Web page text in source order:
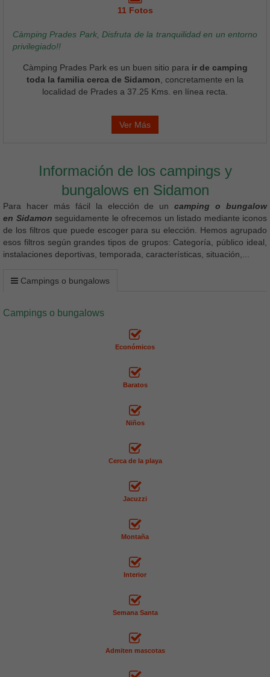
11 Fotos
Càmping Prades Park, Disfruta de la tranquilidad en un entorno
privilegiado!!
Càmping Prades Park es un buen sitio para ir de camping
toda la familia cerca de Sidamon , concretamente en la
localidad de Prades a 37.25 Kms. en línea recta.
Ver Más
Información de los campings y
bungalows en Sidamon
Para hacer más fácil la elección de uncamping o bungalow
en Sidamon seguidamente le ofrecemos un listado mediante iconos
de los filtros que puede escoger para su elección. Hemos agrupado
esos filtros según grandes tipos de grupos: Categoría, público ideal,
instalaciones deportivas, temporada, características, situación,...
Campings o bungalows
Campings o bungalows
Económicos
Baratos
Niños
Cerca de la playa
Jacuzzi
Montaña
Interior
Semana Santa
Admiten mascotas